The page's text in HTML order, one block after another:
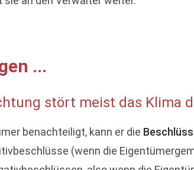
...
stört meist das Klima
benachteiligt, kann er die
(wenn die